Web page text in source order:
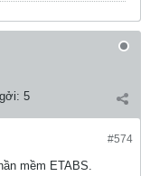
5
#574
mềm ETABS.